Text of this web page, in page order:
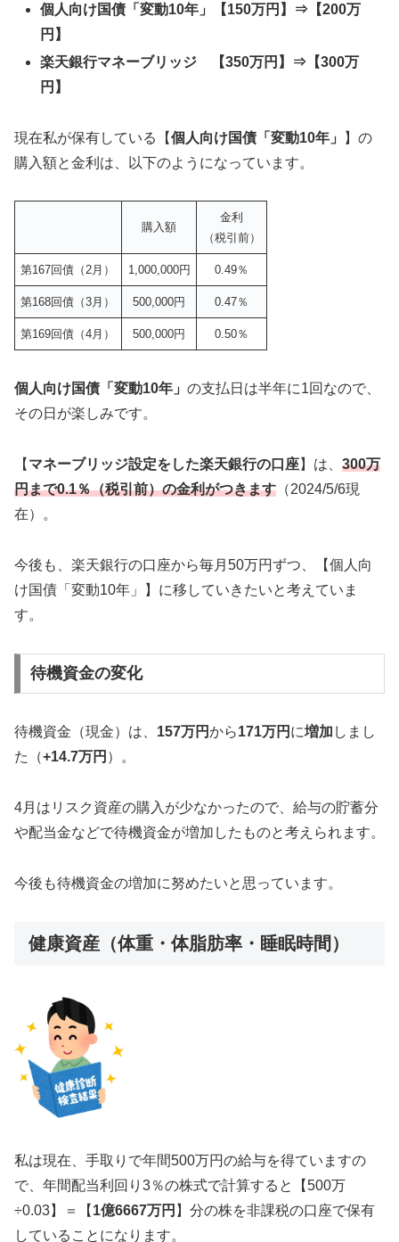
個人向け国債「変動10年」【150万円】⇒【200万
円】
楽天銀行マネーブリッジ 【350万円】⇒【300万
円】
現在私が保有している【個人向け国債「変動10年」
】の
購入額と金利は、以下のようになっています。
購入額
金利
（税引前）
第167回債（2月） 1,000,000円 0.49％
第168回債（3月） 500,000円 0.47％
第169回債（4月） 500,000円 0.50％
個人向け国債「変動10年」 の支払日は半年に1回なので、
その日が楽しみです。
【 マネーブリッジ設定をした楽天銀行の口座】は、 300万
円まで0.1％（税引前）の金利がつきます （2024/5/6現
在）。
今後も、楽天銀行の口座から毎月50万円ずつ、【個人向
け国債「変動10年」】に移していきたいと考えていま
す。
待機資金の変化
待機資金（現金）は、 157万円から171万円 に増加 しまし
た（+14.7万円 ）。
4月はリスク資産の購入が少なかったので、給与の貯蓄分
や配当金などで待機資金が増加したものと考えられます。
今後も待機資金の増加に努めたいと思っています。
健康資産（体重・体脂肪率・睡眠時間）
私は現在、手取りで年間500万円の給与を得ていますの
で、年間配当利回り3％の株式で計算すると【500万
÷0.03】＝【 1億6667万円 】分の株を非課税の口座で保有
していることになります。